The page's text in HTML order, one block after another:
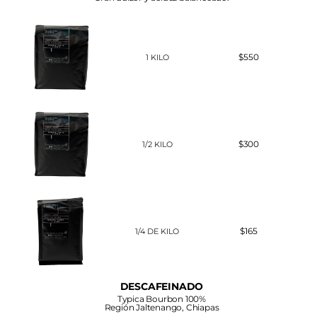
1 KILO $550
1/2 KILO $300
1/4 DE KILO $165
DESCAFEINADO
Typica Bourbon 100%
Región Jaltenango, Chiapas